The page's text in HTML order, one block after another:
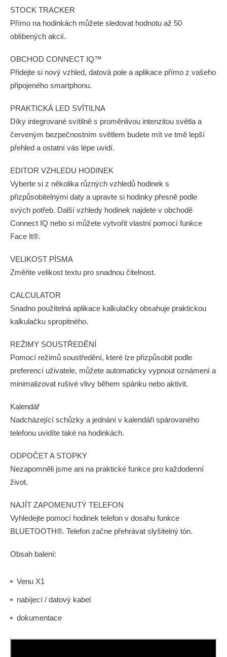
STOCK TRACKER
Přímo na hodinkách můžete sledovat hodnotu až 50
oblíbených akcií.
OBCHOD CONNECT IQ™
Přidejte si nový vzhled, datová pole a aplikace přímo z vašeho
připojeného smartphonu.
PRAKTICKÁ LED SVÍTILNA
Díky integrované svítilně s proměnlivou intenzitou světla a
červeným bezpečnostním světlem budete mít ve tmě lepší
přehled a ostatní vás lépe uvidí.
EDITOR VZHLEDU HODINEK
Vyberte si z několika různých vzhledů hodinek s
přizpůsobitelnými daty a upravte si hodinky přesně podle
svých potřeb. Další vzhledy hodinek najdete v obchodě
Connect IQ nebo si můžete vytvořit vlastní pomocí funkce
Face It®.
VELIKOST PÍSMA
Změňte velikost textu pro snadnou čitelnost.
CALCULATOR
Snadno použitelná aplikace kalkulačky obsahuje praktickou
kalkulačku spropitného.
REŽIMY SOUSTŘEDĚNÍ
Pomocí režimů soustředění, které lze přizpůsobit podle
preferencí uživatele, můžete automaticky vypnout oznámení a
minimalizovat rušivé vlivy během spánku nebo aktivit.
Kalendář
Nadcházející schůzky a jednání v kalendáři spárovaného
telefonu uvidíte také na hodinkách.
ODPOČET A STOPKY
Nezapomněli jsme ani na praktické funkce pro každodenní
život.
NAJÍT ZAPOMENUTÝ TELEFON
Vyhledejte pomocí hodinek telefon v dosahu funkce
BLUETOOTH®. Telefon začne přehrávat slyšitelný tón.
Obsah balení:
Venu X1
nabíjecí / datový kabel
dokumentace